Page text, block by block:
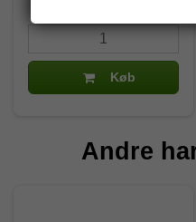
Køb
Andre